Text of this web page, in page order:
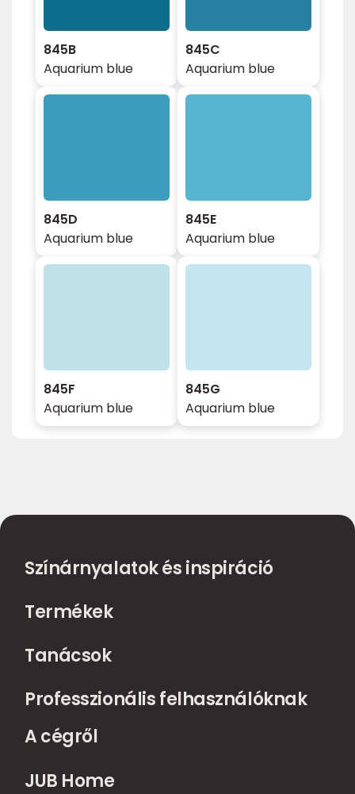
845B
Aquarium blue
845C
Aquarium blue
845D
Aquarium blue
845E
Aquarium blue
845F
Aquarium blue
845G
Aquarium blue
Színárnyalatok és inspiráció
Termékek
Tanácsok
Professzionális felhasználóknak
A cégről
JUB Home